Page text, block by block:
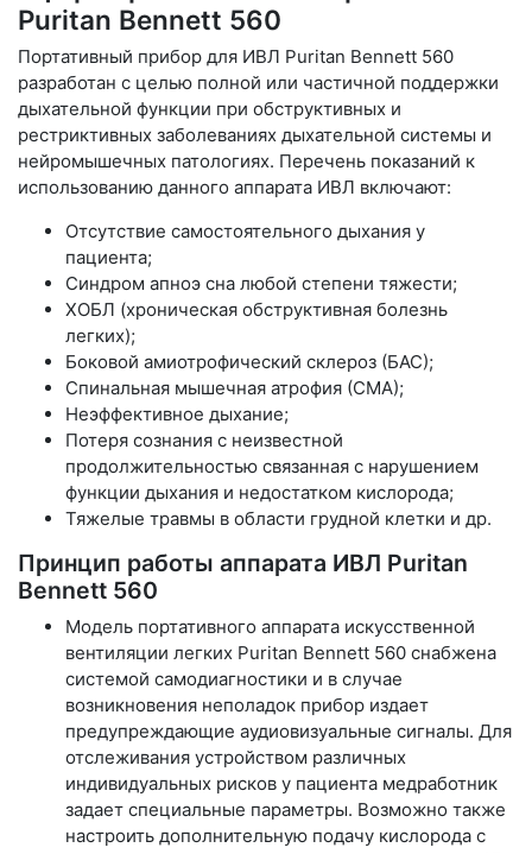
Puritan Bennett 560
Портативный прибор для ИВЛ Puritan Bennett 560
разработан с целью полной или частичной поддержки
дыхательной функции при обструктивных и
рестриктивных заболеваниях дыхательной системы и
нейромышечных патологиях. Перечень показаний к
использованию данного аппарата ИВЛ включают:
Отсутствие самостоятельного дыхания у
пациента;
Синдром апноэ сна любой степени тяжести;
ХОБЛ (хроническая обструктивная болезнь
легких);
Боковой амиотрофический склероз (БАС);
Спинальная мышечная атрофия (СМА);
Неэффективное дыхание;
Потеря сознания с неизвестной
продолжительностью связанная с нарушением
функции дыхания и недостатком кислорода;
Тяжелые травмы в области грудной клетки и др.
Принцип работы аппарата ИВЛ Puritan
Bennett 560
Модель портативного аппарата искусственной
вентиляции легких Puritan Bennett 560 снабжена
системой самодиагностики и в случае
возникновения неполадок прибор издает
предупреждающие аудиовизуальные сигналы. Для
отслеживания устройством различных
индивидуальных рисков у пациента медработник
задает специальные параметры. Возможно также
настроить дополнительную подачу кислорода с